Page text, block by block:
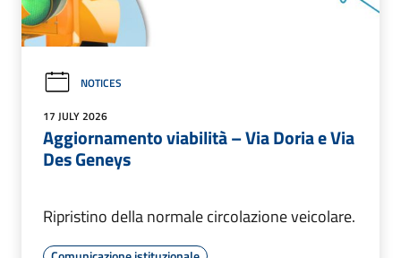
NOTICES
17 JULY 2026
Aggiornamento viabilità – Via Doria e Via
Des Geneys
Ripristino della normale circolazione veicolare.